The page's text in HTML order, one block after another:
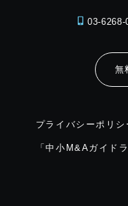
03-6268-
無
プライバシーポリシ
「中小M&Aガイド